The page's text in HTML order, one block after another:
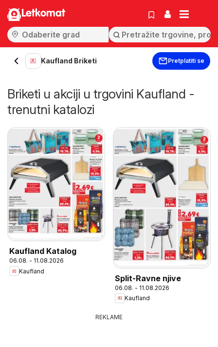
Letkomat
Kaufland Briketi Pretplatiti se
Briketi u akciji u trgovini Kaufland -
trenutni katalozi
Kaufland Katalog
06.08. - 11.08.2026
Kaufland
Split-Ravne njive
06.08. - 11.08.2026
Kaufland
REKLAME